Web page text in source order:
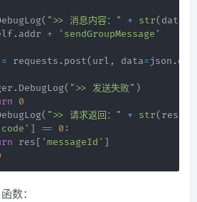
( ">> 消息内容：" + str(data
. addr +
'sendGroupMessage'
= requests . post(url , data=json .
. DebugLog( ">> 发送失败" )
0
( ">> 请求返回：" + str(res
] == 0 :
res[ 'messageId' ]
函数：